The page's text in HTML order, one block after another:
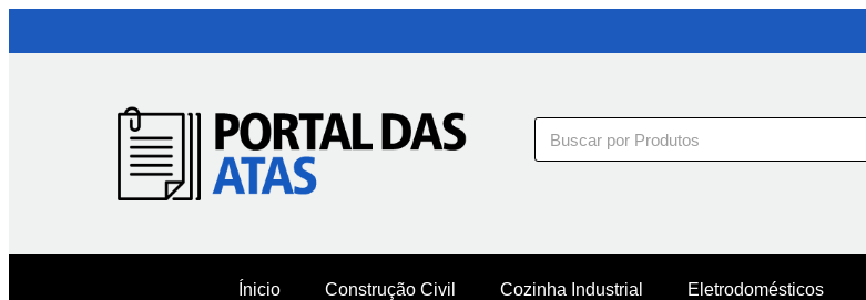
Ínicio Construção Civil Cozinha Industrial Eletrodomésticos